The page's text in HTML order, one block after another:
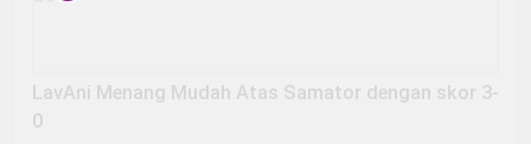
LavAni Menang Mudah Atas Samator dengan skor 3-
0